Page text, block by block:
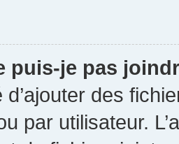
puis-je pas
d’ajouter des
par utilisateur.